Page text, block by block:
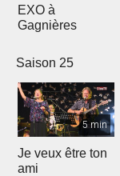
EXO à
Gagnières
Saison 25
5 min
Je veux être ton
ami